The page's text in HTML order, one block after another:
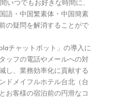
いつでもお好きな時間に、
語・中国繁素体・中国簡素
の疑問を解消することがで
チャットボット」の導入に
ッフの電話やメールへの対
し、業務効率化に貢献する
ドメイフルホテル台北（台
お客様の宿泊前の円滑なコ